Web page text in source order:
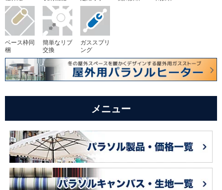
ベース枠同
梱
簡単なリブ
交換
ガススプリ
ング
メニュー